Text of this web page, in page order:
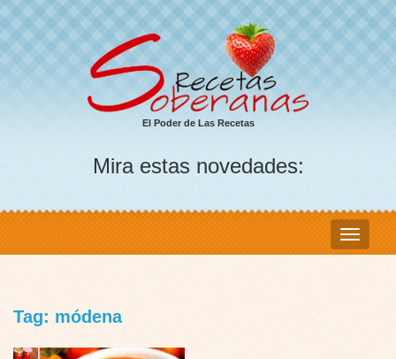
El Poder de Las Recetas
Mira estas novedades:
Tag: módena